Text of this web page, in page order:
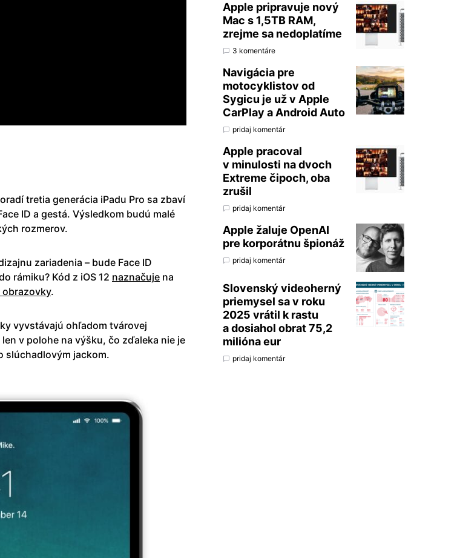
tretia generácia iPadu Pro sa zbaví
ID a gestá. Výsledkom budú malé
rozmerov.
zariadenia – bude Face ID
rámiku? Kód z iOS 12 naznačuje na
obrazovky.
vyvstávajú ohľadom tvárovej
v polohe na výšku, čo zďaleka nie je
slúchadlovým jackom.
Apple pripravuje nový
Mac s 1,5TB RAM,
zrejme sa nedoplatíme
3 komentáre
Navigácia pre
motocyklistov od
Sygicu je už v Apple
CarPlay a Android Auto
pridaj komentár
Apple pracoval
v minulosti na dvoch
Extreme čipoch, oba
zrušil
pridaj komentár
Apple žaluje OpenAI
pre korporátnu špionáž
pridaj komentár
Slovenský videoherný
priemysel sa v roku
2025 vrátil k rastu
a dosiahol obrat 75,2
milióna eur
pridaj komentár